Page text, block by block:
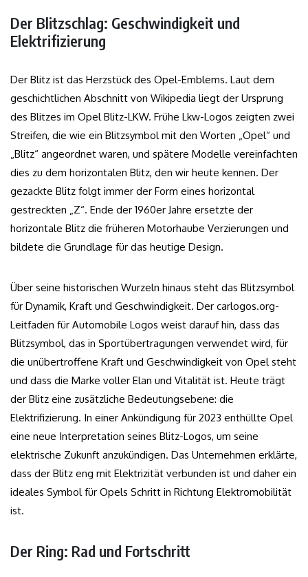
Der Blitzschlag: Geschwindigkeit und
Elektrifizierung
Der Blitz ist das Herzstück des Opel-Emblems. Laut dem
geschichtlichen Abschnitt von Wikipedia liegt der Ursprung
des Blitzes im Opel Blitz-LKW. Frühe Lkw-Logos zeigten zwei
Streifen, die wie ein Blitzsymbol mit den Worten „Opel“ und
„Blitz“ angeordnet waren, und spätere Modelle vereinfachten
dies zu dem horizontalen Blitz, den wir heute kennen. Der
gezackte Blitz folgt immer der Form eines horizontal
gestreckten „Z“. Ende der 1960er Jahre ersetzte der
horizontale Blitz die früheren Motorhaube Verzierungen und
bildete die Grundlage für das heutige Design.
Über seine historischen Wurzeln hinaus steht das Blitzsymbol
für Dynamik, Kraft und Geschwindigkeit. Der carlogos.org-
Leitfaden für Automobile Logos weist darauf hin, dass das
Blitzsymbol, das in Sportübertragungen verwendet wird, für
die unübertroffene Kraft und Geschwindigkeit von Opel steht
und dass die Marke voller Elan und Vitalität ist. Heute trägt
der Blitz eine zusätzliche Bedeutungsebene: die
Elektrifizierung. In einer Ankündigung für 2023 enthüllte Opel
eine neue Interpretation seines Blitz-Logos, um seine
elektrische Zukunft anzukündigen. Das Unternehmen erklärte,
dass der Blitz eng mit Elektrizität verbunden ist und daher ein
ideales Symbol für Opels Schritt in Richtung Elektromobilität
ist.
Der Ring: Rad und Fortschritt